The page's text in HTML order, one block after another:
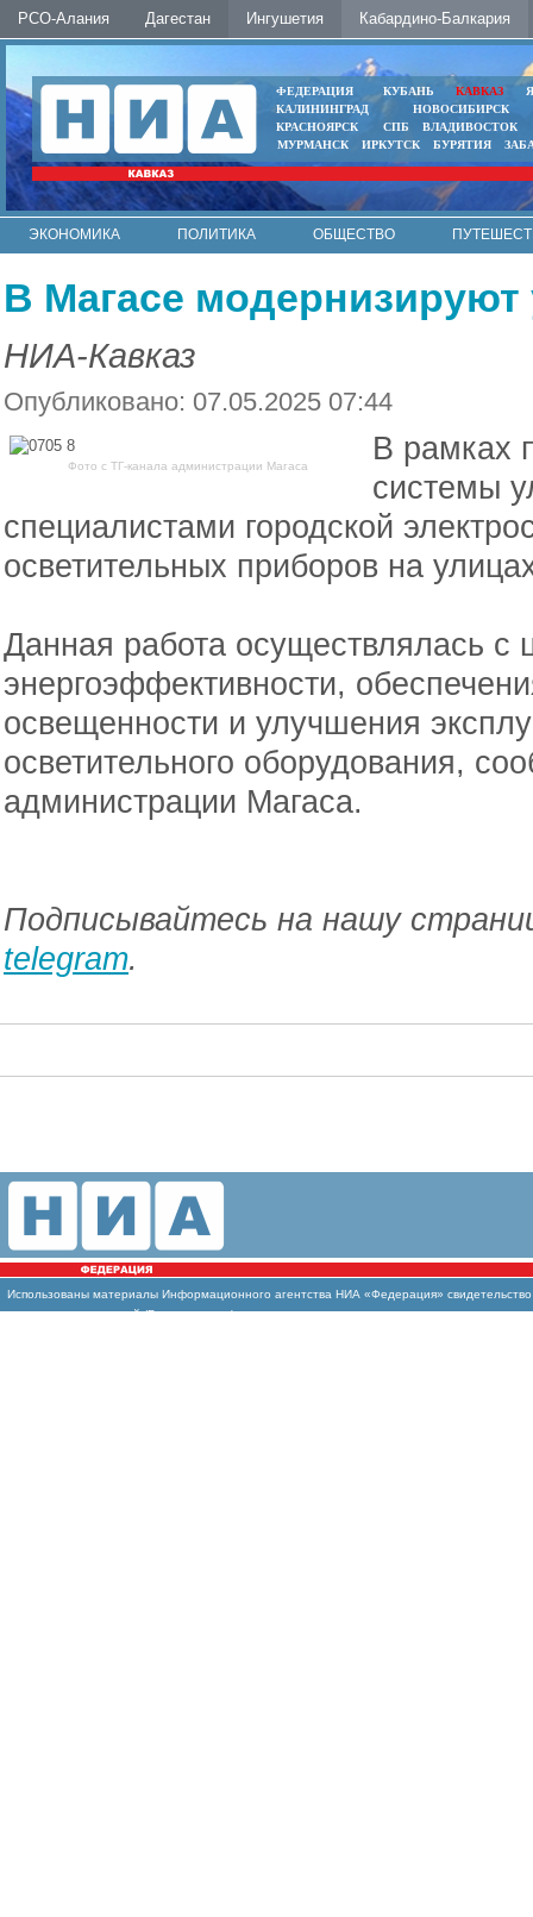
РСО-Алания Дагестан Ингушетия Кабардино-Балкария
ФЕДЕРАЦИЯ КУБАНЬ КАВКАЗ
КАЛИНИНГРАД
НОВОСИБИРСК
КРАСНОЯРСК
СПБ
ВЛАДИВОСТОК
МУРМАНСК
ИРКУТСК БУРЯТИЯ
ЭКОНОМИКА ПОЛИТИКА ОБЩЕСТВО
В Магасе
НИА-Кавказ
Опубликовано: 07.05.2025 07:44
Фото с ТГ-канала администрации Магаса
В рамках
системы
специалистами городской
осветительных приборов на
Данная работа осуществлялась
энергоэффективности,
освещенности и улучшения
осветительного оборудования,
администрации Магаса.
Подписывайтесь на нашу
telegram.
Использованы материалы Информационного агентства НИА «Федерация»
массовых коммуникаций (Роскомнадзор)